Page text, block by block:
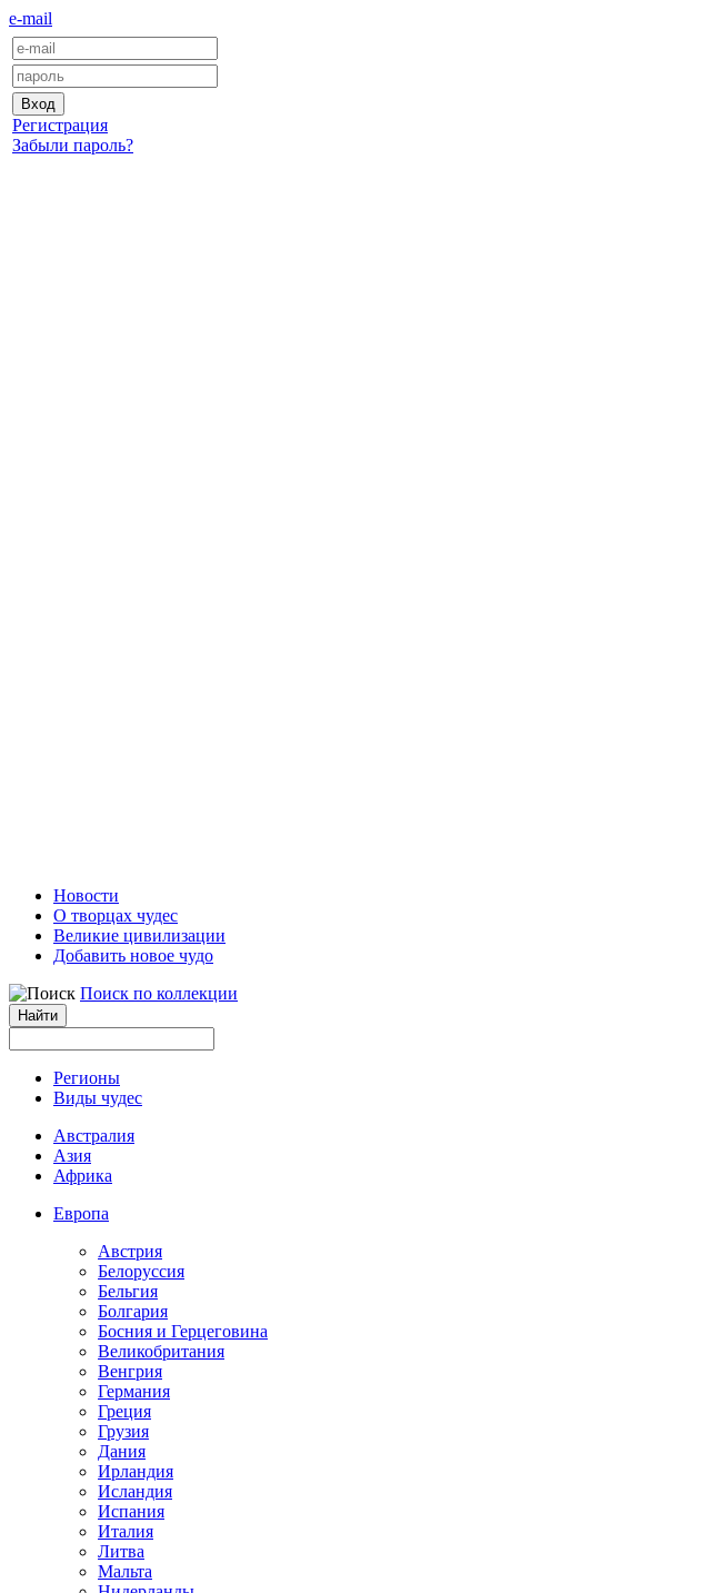
e-mail
Регистрация
Забыли пароль?
Новости
О творцах чудес
Великие цивилизации
Добавить новое чудо
Поиск по коллекции
Регионы
Виды чудес
Австралия
Азия
Африка
Европа
Австрия
Белоруссия
Бельгия
Болгария
Босния и Герцеговина
Великобритания
Венгрия
Германия
Греция
Грузия
Дания
Ирландия
Исландия
Испания
Италия
Литва
Мальта